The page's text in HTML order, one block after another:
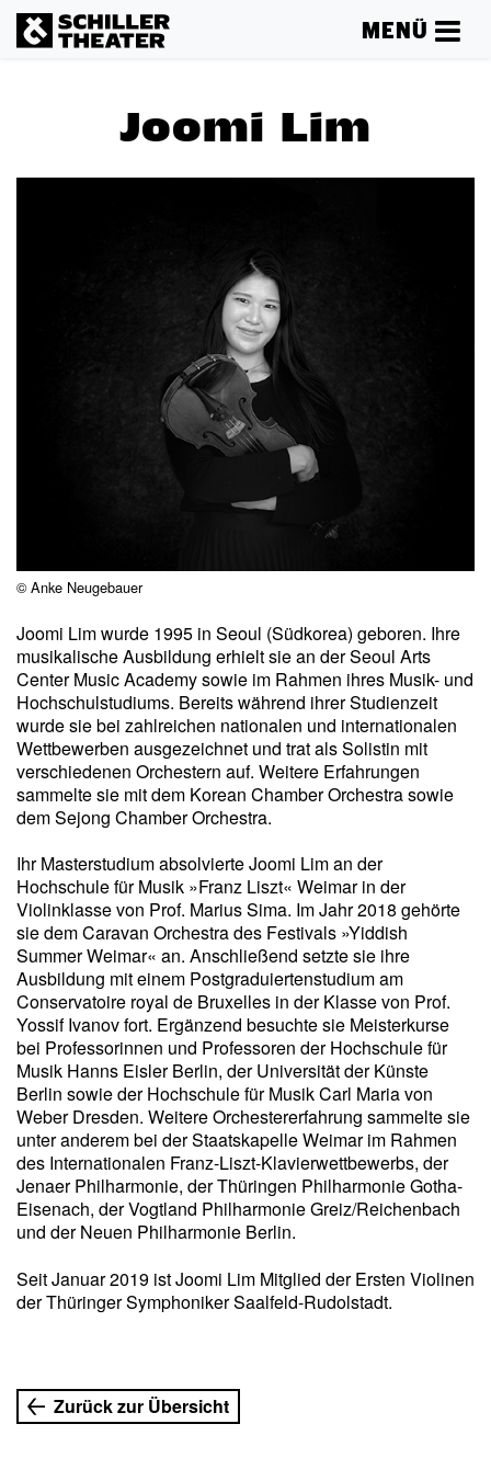
MENÜ
Joomi Lim
© Anke Neugebauer
Joomi Lim wurde 1995 in Seoul (Südkorea) geboren. Ihre
musikalische Ausbildung erhielt sie an der Seoul Arts
Center Music Academy sowie im Rahmen ihres Musik- und
Hochschulstudiums. Bereits während ihrer Studienzeit
wurde sie bei zahlreichen nationalen und internationalen
Wettbewerben ausgezeichnet und trat als Solistin mit
verschiedenen Orchestern auf. Weitere Erfahrungen
sammelte sie mit dem Korean Chamber Orchestra sowie
dem Sejong Chamber Orchestra.
Ihr Masterstudium absolvierte Joomi Lim an der
Hochschule für Musik »Franz Liszt« Weimar in der
Violinklasse von Prof. Marius Sima. Im Jahr 2018 gehörte
sie dem Caravan Orchestra des Festivals »Yiddish
Summer Weimar« an. Anschließend setzte sie ihre
Ausbildung mit einem Postgraduiertenstudium am
Conservatoire royal de Bruxelles in der Klasse von Prof.
Yossif Ivanov fort. Ergänzend besuchte sie Meisterkurse
bei Professorinnen und Professoren der Hochschule für
Musik Hanns Eisler Berlin, der Universität der Künste
Berlin sowie der Hochschule für Musik Carl Maria von
Weber Dresden. Weitere Orchestererfahrung sammelte sie
unter anderem bei der Staatskapelle Weimar im Rahmen
des Internationalen Franz-Liszt-Klavierwettbewerbs, der
Jenaer Philharmonie, der Thüringen Philharmonie Gotha-
Eisenach, der Vogtland Philharmonie Greiz/Reichenbach
und der Neuen Philharmonie Berlin.
Seit Januar 2019 ist Joomi Lim Mitglied der Ersten Violinen
der Thüringer Symphoniker Saalfeld-Rudolstadt.
Zurück zur Übersicht